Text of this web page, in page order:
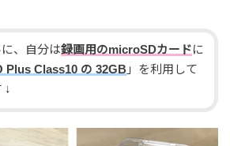
、自分は録画用のmicroSDカードに
Plus Class10 の 32GB」を利用して
↓